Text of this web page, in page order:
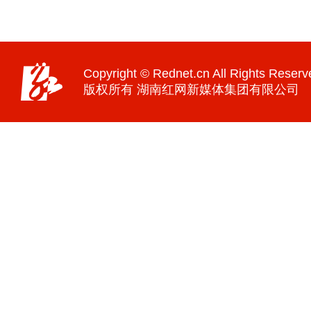
Copyright © Rednet.cn All Rights
版权所有 湖南红网新媒体集团有限公司